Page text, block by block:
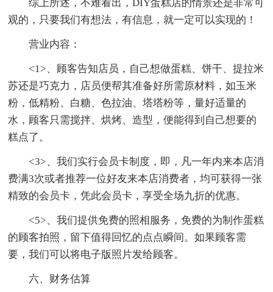
综上所述，不难看出，DIY蛋糕店的情景还是非常可
观的，只要我们有想法，有信息，就一定可以实现的！
营业内容：
<1>、顾客告知店员，自己想做蛋糕、饼干、提拉米
苏还是巧克力，店员便帮其准备好所需原材料，如玉米
粉，低精粉、白糖、色拉油、塔塔粉等，量好适量的
水，顾客只需搅拌、烘烤、造型，便能得到自己想要的
糕点了。
<3>、我们实行会员卡制度，即，凡一年内来本店消
费满3次或者推荐一位好友来本店消费者，均可获得一张
精致的会员卡，凭此会员卡，享受全场九折的优惠。
<5>、我们提供免费的照相服务，免费的为制作蛋糕
的顾客拍照，留下值得回忆的点点瞬间。如果顾客需
要，我们可以将电子版照片发给顾客。
六、财务估算